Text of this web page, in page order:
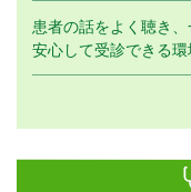
患者の話をよく聴き
安心して受診できる